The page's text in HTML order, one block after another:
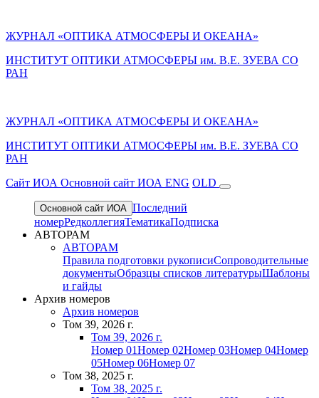
ЖУРНАЛ «ОПТИКА АТМОСФЕРЫ И ОКЕАНА»
ИНСТИТУТ ОПТИКИ АТМОСФЕРЫ им. В.Е. ЗУЕВА СО
РАН
ЖУРНАЛ «ОПТИКА АТМОСФЕРЫ И ОКЕАНА»
ИНСТИТУТ ОПТИКИ АТМОСФЕРЫ им. В.Е. ЗУЕВА СО
РАН
Cайт ИОА Основной сайт ИОА ENG OLD
Основной сайт ИОА Последний
номерРедколлегияТематикаПодписка
АВТОРАМ
АВТОРАМ
Правила подготовки рукописиСопроводительные
документыОбразцы списков литературыШаблоны
и гайды
Архив номеров
Архив номеров
Том 39, 2026 г.
Том 39, 2026 г.
Номер 01Номер 02Номер 03Номер 04Номер
05Номер 06Номер 07
Том 38, 2025 г.
Том 38, 2025 г.